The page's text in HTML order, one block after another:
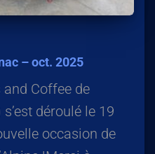
– oct. 2025
and Coffee de
déroulé le 19
occasion de